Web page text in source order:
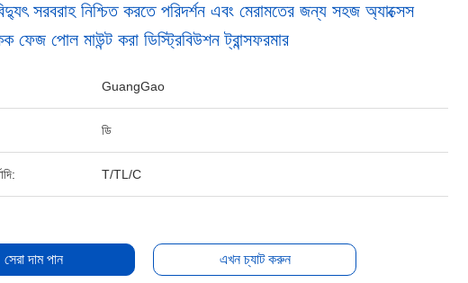
সরবরাহ নিশ্চিত করতে পরিদর্শন এবং মেরামতের জন্য সহজ অ্যাক্সেস
ফেজ পোল মাউন্ট করা ডিস্ট্রিবিউশন ট্রান্সফরমার
GuangGao
ডি
T/TL/C
সেরা দাম পান এখন চ্যাট করুন